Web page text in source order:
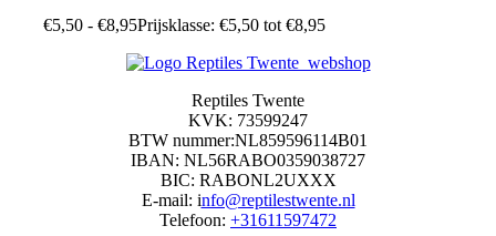
€5,50 - €8,95Prijsklasse: €5,50 tot €8,95
Reptiles Twente
KVK: 73599247
BTW nummer:NL859596114B01
IBAN: NL56RABO0359038727
BIC: RABONL2UXXX
E-mail: info@reptilestwente.nl
Telefoon: +31611597472